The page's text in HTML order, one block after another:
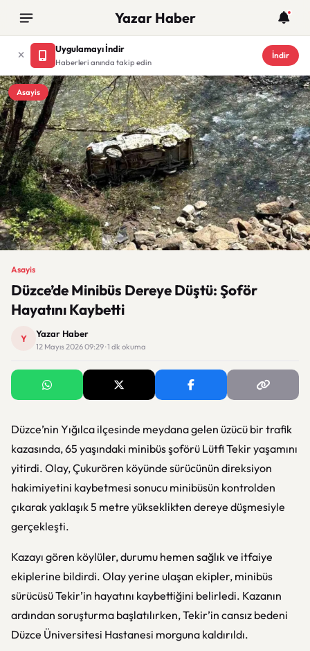
Yazar Haber
Uygulamayı İndir
Haberleri anında takip edin
İndir
Asayis
Asayis
Düzce’de Minibüs Dereye Düştü: Şoför
Hayatını Kaybetti
Y Yazar Haber
12 Mayıs 2026 09:29 · 1 dk okuma
Düzce’nin Yığılca ilçesinde meydana gelen üzücü bir trafik
kazasında, 65 yaşındaki minibüs şoförü Lütfi Tekir yaşamını
yitirdi. Olay, Çukurören köyünde sürücünün direksiyon
hakimiyetini kaybetmesi sonucu minibüsün kontrolden
çıkarak yaklaşık 5 metre yükseklikten dereye düşmesiyle
gerçekleşti.
Kazayı gören köylüler, durumu hemen sağlık ve itfaiye
ekiplerine bildirdi. Olay yerine ulaşan ekipler, minibüs
sürücüsü Tekir’in hayatını kaybettiğini belirledi. Kazanın
ardından soruşturma başlatılırken, Tekir’in cansız bedeni
Düzce Üniversitesi Hastanesi morguna kaldırıldı.